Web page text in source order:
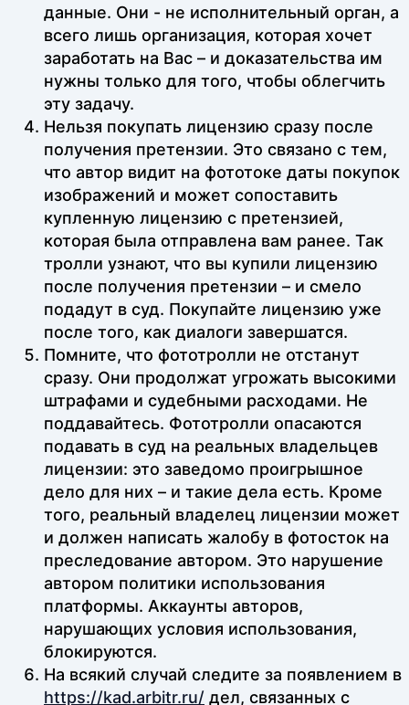
данные. Они - не исполнительный орган, а
всего лишь организация, которая хочет
заработать на Вас – и доказательства им
нужны только для того, чтобы облегчить
эту задачу.
Нельзя покупать лицензию сразу после
получения претензии. Это связано с тем,
что автор видит на фототоке даты покупок
изображений и может сопоставить
купленную лицензию с претензией,
которая была отправлена вам ранее. Так
тролли узнают, что вы купили лицензию
после получения претензии – и смело
подадут в суд. Покупайте лицензию уже
после того, как диалоги завершатся.
Помните, что фототролли не отстанут
сразу. Они продолжат угрожать высокими
штрафами и судебными расходами. Не
поддавайтесь. Фототролли опасаются
подавать в суд на реальных владельцев
лицензии: это заведомо проигрышное
дело для них – и такие дела есть. Кроме
того, реальный владелец лицензии может
и должен написать жалобу в фотосток на
преследование автором. Это нарушение
автором политики использования
платформы. Аккаунты авторов,
нарушающих условия использования,
блокируются.
На всякий случай следите за появлением в
https://kad.arbitr.ru/ дел, связанных с